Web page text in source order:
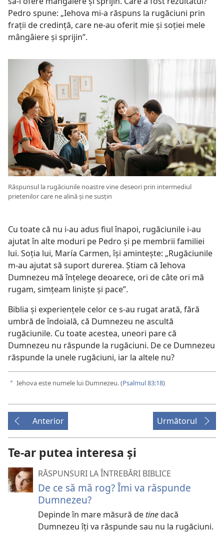
Pedro spune: „Iehova mi-a răspuns la rugăciuni prin
frații de credință, care ne-au oferit mie și soției mele
mângâiere și sprijin”.
Răspunsul la rugăciunile noastre vine deseori prin intermediul
prietenilor care ne alină și ne susțin
Cu toate că nu i-au adus fiul înapoi, rugăciunile i-au
ajutat în alte moduri pe Pedro și pe membrii familiei
lui. Soția lui, María Carmen, își amintește: „Rugăciunile
m-au ajutat să suport durerea. Știam că Iehova
Dumnezeu mă înțelege deoarece, ori de câte ori mă
rugam, simțeam liniște și pace”.
Biblia și experiențele celor ce s-au rugat arată, fără
umbră de îndoială, că Dumnezeu ne ascultă
rugăciunile. Cu toate acestea, uneori pare că
Dumnezeu nu răspunde la rugăciuni. De ce Dumnezeu
răspunde la unele rugăciuni, iar la altele nu?
a Iehova este numele lui Dumnezeu. (Psalmul 83:18)
Anterior Următorul
Te-ar putea interesa și
RĂSPUNSURI LA ÎNTREBĂRI BIBLICE
De ce să mă rog? Îmi va răspunde
Dumnezeu?
Depinde în mare măsură de tinedacă
Dumnezeu îți va răspunde sau nu la rugăciuni.